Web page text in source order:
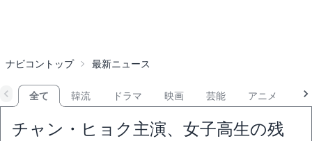
ナビコントップ 最新ニュース
全て 韓流 ドラマ 映画 芸能 アニメ
チャン・ヒョク主演、女子高生の残